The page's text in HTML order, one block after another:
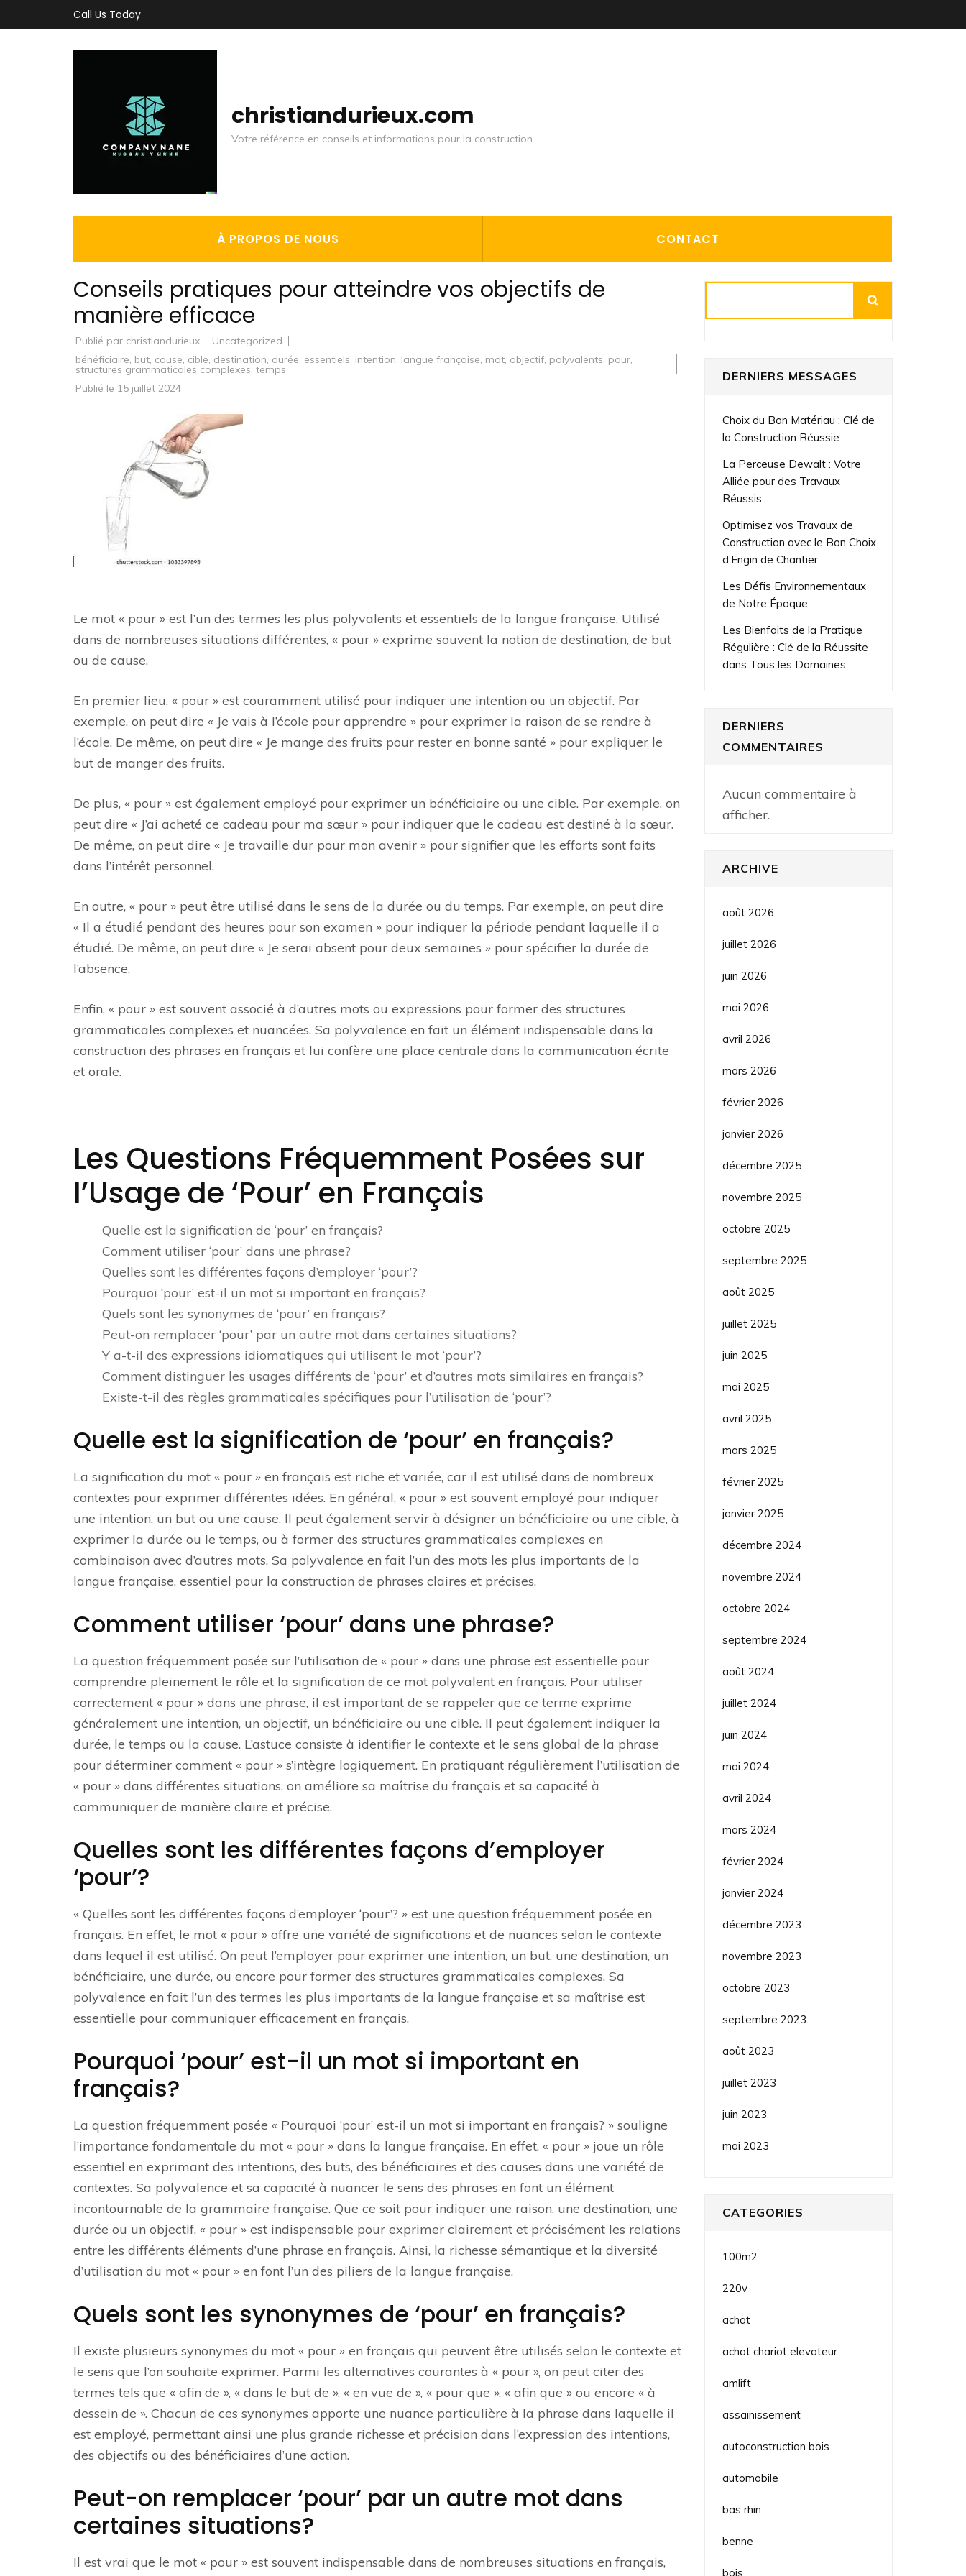
au
Call Us Today
christiandurieux.com
Votre référence en conseils et informations pour la construction
À PROPOS DE NOUS CONTACT
Conseils pratiques pour atteindre vos objectifs de
manière efficace
Publié par christiandurieux
Uncategorized
bénéficiaire, but, cause, cible, destination, durée, essentiels, intention, langue française, mot, objectif, polyvalents, pour,
structures grammaticales complexes, temps
Publié le 15 juillet 2024
Le mot « pour » est l’un des termes les plus polyvalents et essentiels de la langue française. Utilisé
dans de nombreuses situations différentes, « pour » exprime souvent la notion de destination, de but
ou de cause.
En premier lieu, « pour » est couramment utilisé pour indiquer une intention ou un objectif. Par
exemple, on peut dire « Je vais à l’école pour apprendre » pour exprimer la raison de se rendre à
l’école. De même, on peut dire « Je mange des fruits pour rester en bonne santé » pour expliquer le
but de manger des fruits.
De plus, « pour » est également employé pour exprimer un bénéficiaire ou une cible. Par exemple, on
peut dire « J’ai acheté ce cadeau pour ma sœur » pour indiquer que le cadeau est destiné à la sœur.
De même, on peut dire « Je travaille dur pour mon avenir » pour signifier que les efforts sont faits
dans l’intérêt personnel.
En outre, « pour » peut être utilisé dans le sens de la durée ou du temps. Par exemple, on peut dire
« Il a étudié pendant des heures pour son examen » pour indiquer la période pendant laquelle il a
étudié. De même, on peut dire « Je serai absent pour deux semaines » pour spécifier la durée de
l’absence.
Enfin, « pour » est souvent associé à d’autres mots ou expressions pour former des structures
grammaticales complexes et nuancées. Sa polyvalence en fait un élément indispensable dans la
construction des phrases en français et lui confère une place centrale dans la communication écrite
et orale.
Les Questions Fréquemment Posées sur
l’Usage de ‘Pour’ en Français
Quelle est la signification de ‘pour’ en français?
Comment utiliser ‘pour’ dans une phrase?
Quelles sont les différentes façons d’employer ‘pour’?
Pourquoi ‘pour’ est-il un mot si important en français?
Quels sont les synonymes de ‘pour’ en français?
Peut-on remplacer ‘pour’ par un autre mot dans certaines situations?
Y a-t-il des expressions idiomatiques qui utilisent le mot ‘pour’?
Comment distinguer les usages différents de ‘pour’ et d’autres mots similaires en français?
Existe-t-il des règles grammaticales spécifiques pour l’utilisation de ‘pour’?
Quelle est la signification de ‘pour’ en français?
La signification du mot « pour » en français est riche et variée, car il est utilisé dans de nombreux
contextes pour exprimer différentes idées. En général, « pour » est souvent employé pour indiquer
une intention, un but ou une cause. Il peut également servir à désigner un bénéficiaire ou une cible, à
exprimer la durée ou le temps, ou à former des structures grammaticales complexes en
combinaison avec d’autres mots. Sa polyvalence en fait l’un des mots les plus importants de la
langue française, essentiel pour la construction de phrases claires et précises.
Comment utiliser ‘pour’ dans une phrase?
La question fréquemment posée sur l’utilisation de « pour » dans une phrase est essentielle pour
comprendre pleinement le rôle et la signification de ce mot polyvalent en français. Pour utiliser
correctement « pour » dans une phrase, il est important de se rappeler que ce terme exprime
généralement une intention, un objectif, un bénéficiaire ou une cible. Il peut également indiquer la
durée, le temps ou la cause. L’astuce consiste à identifier le contexte et le sens global de la phrase
pour déterminer comment « pour » s’intègre logiquement. En pratiquant régulièrement l’utilisation de
« pour » dans différentes situations, on améliore sa maîtrise du français et sa capacité à
communiquer de manière claire et précise.
Quelles sont les différentes façons d’employer
‘pour’?
« Quelles sont les différentes façons d’employer ‘pour’? » est une question fréquemment posée en
français. En effet, le mot « pour » offre une variété de significations et de nuances selon le contexte
dans lequel il est utilisé. On peut l’employer pour exprimer une intention, un but, une destination, un
bénéficiaire, une durée, ou encore pour former des structures grammaticales complexes. Sa
polyvalence en fait l’un des termes les plus importants de la langue française et sa maîtrise est
essentielle pour communiquer efficacement en français.
Pourquoi ‘pour’ est-il un mot si important en
français?
La question fréquemment posée « Pourquoi ‘pour’ est-il un mot si important en français? » souligne
l’importance fondamentale du mot « pour » dans la langue française. En effet, « pour » joue un rôle
essentiel en exprimant des intentions, des buts, des bénéficiaires et des causes dans une variété de
contextes. Sa polyvalence et sa capacité à nuancer le sens des phrases en font un élément
incontournable de la grammaire française. Que ce soit pour indiquer une raison, une destination, une
durée ou un objectif, « pour » est indispensable pour exprimer clairement et précisément les relations
entre les différents éléments d’une phrase en français. Ainsi, la richesse sémantique et la diversité
d’utilisation du mot « pour » en font l’un des piliers de la langue française.
Quels sont les synonymes de ‘pour’ en français?
Il existe plusieurs synonymes du mot « pour » en français qui peuvent être utilisés selon le contexte et
le sens que l’on souhaite exprimer. Parmi les alternatives courantes à « pour », on peut citer des
termes tels que « afin de », « dans le but de », « en vue de », « pour que », « afin que » ou encore « à
dessein de ». Chacun de ces synonymes apporte une nuance particulière à la phrase dans laquelle il
est employé, permettant ainsi une plus grande richesse et précision dans l’expression des intentions,
des objectifs ou des bénéficiaires d’une action.
Peut-on remplacer ‘pour’ par un autre mot dans
certaines situations?
Il est vrai que le mot « pour » est souvent indispensable dans de nombreuses situations en français,
DERNIERS MESSAGES
Choix du Bon Matériau : Clé de
la Construction Réussie
La Perceuse Dewalt : Votre
Alliée pour des Travaux
Réussis
Optimisez vos Travaux de
Construction avec le Bon Choix
d’Engin de Chantier
Les Défis Environnementaux
de Notre Époque
Les Bienfaits de la Pratique
Régulière : Clé de la Réussite
dans Tous les Domaines
DERNIERS
COMMENTAIRES
Aucun commentaire à
afficher.
ARCHIVE
août 2026
juillet 2026
juin 2026
mai 2026
avril 2026
mars 2026
février 2026
janvier 2026
décembre 2025
novembre 2025
octobre 2025
septembre 2025
août 2025
juillet 2025
juin 2025
mai 2025
avril 2025
mars 2025
février 2025
janvier 2025
décembre 2024
novembre 2024
octobre 2024
septembre 2024
août 2024
juillet 2024
juin 2024
mai 2024
avril 2024
mars 2024
février 2024
janvier 2024
décembre 2023
novembre 2023
octobre 2023
septembre 2023
août 2023
juillet 2023
juin 2023
mai 2023
CATEGORIES
100m2
220v
achat
achat chariot elevateur
amlift
assainissement
autoconstruction bois
automobile
bas rhin
benne
bois